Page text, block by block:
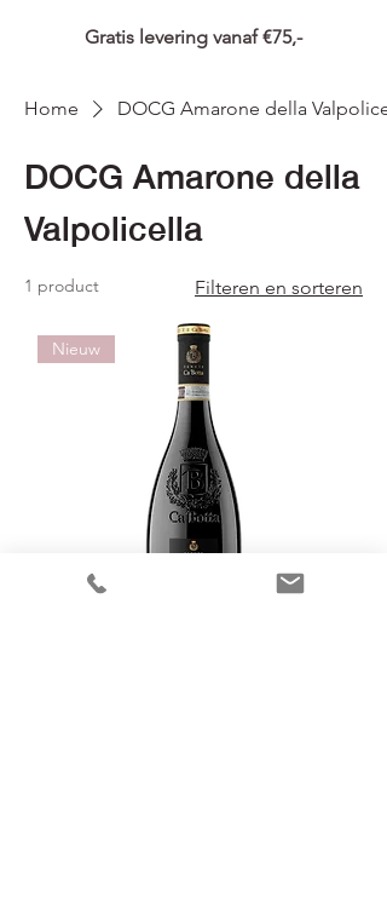
Gratis levering vanaf €75,-
Home DOCG Amarone della
DOCG Amarone della
Valpolicella
1 product Filteren en sorteren
Nieuw